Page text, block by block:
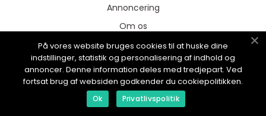
Annoncering
Om os
Cookies
Kontakt os
Sitemap
På vores website bruges cookies til at huske dine
indstillinger, statistik og personalisering af indhold og
annoncer. Denne information deles med tredjepart. Ved
fortsat brug af websiden godkender du cookiepolitikken.
Ok Privatlivspolitik